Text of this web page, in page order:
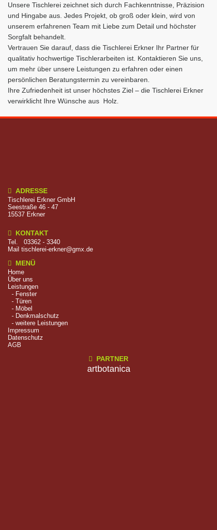
Unsere Tischlerei zeichnet sich durch Fachkenntnisse, Präzision
und Hingabe aus. Jedes Projekt, ob groß oder klein, wird von
unserem erfahrenen Team mit Liebe zum Detail und höchster
Sorgfalt behandelt.
Vertrauen Sie darauf, dass die Tischlerei Erkner Ihr Partner für
qualitativ hochwertige Tischlerarbeiten ist. Kontaktieren Sie uns,
um mehr über unsere Leistungen zu erfahren oder einen
persönlichen Beratungstermin zu vereinbaren.
Ihre Zufriedenheit ist unser höchstes Ziel – die Tischlerei Erkner
verwirklicht Ihre Wünsche aus Holz.
 ADRESSE
Tischlerei Erkner GmbH
Seestraße 46 - 47
15537 Erkner
 KONTAKT
Tel. 03362 - 3340
Mail tischlerei-erkner@gmx.de

MENÜ
Home
Über uns
Leistungen
- Fenster
- Türen
- Möbel
- Denkmalschutz
- weitere Leistungen
Impressum
Datenschutz
AGB

PARTNER
artbotanica